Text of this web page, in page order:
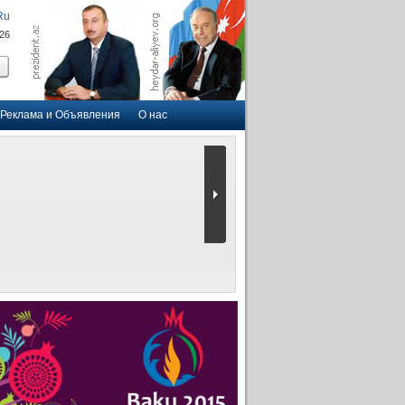
Реклама и Объявления О нас